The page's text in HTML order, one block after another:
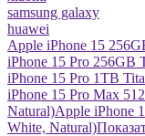
samsung galaxy
huawei
Apple iPhone 15
iPhone 15 Pro 256GB
iPhone 15 Pro 1TB
iPhone 15 Pro Max
Natural)Apple iPhone
White, Natural)